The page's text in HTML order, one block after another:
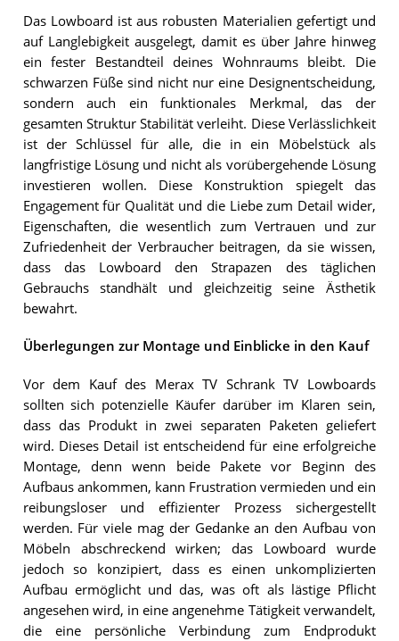
Das Lowboard ist aus robusten Materialien gefertigt und
auf Langlebigkeit ausgelegt, damit es über Jahre hinweg
ein fester Bestandteil deines Wohnraums bleibt. Die
schwarzen Füße sind nicht nur eine Designentscheidung,
sondern auch ein funktionales Merkmal, das der
gesamten Struktur Stabilität verleiht. Diese Verlässlichkeit
ist der Schlüssel für alle, die in ein Möbelstück als
langfristige Lösung und nicht als vorübergehende Lösung
investieren wollen. Diese Konstruktion spiegelt das
Engagement für Qualität und die Liebe zum Detail wider,
Eigenschaften, die wesentlich zum Vertrauen und zur
Zufriedenheit der Verbraucher beitragen, da sie wissen,
dass das Lowboard den Strapazen des täglichen
Gebrauchs standhält und gleichzeitig seine Ästhetik
bewahrt.
Überlegungen zur Montage und Einblicke in den Kauf
Vor dem Kauf des Merax TV Schrank TV Lowboards
sollten sich potenzielle Käufer darüber im Klaren sein,
dass das Produkt in zwei separaten Paketen geliefert
wird. Dieses Detail ist entscheidend für eine erfolgreiche
Montage, denn wenn beide Pakete vor Beginn des
Aufbaus ankommen, kann Frustration vermieden und ein
reibungsloser und effizienter Prozess sichergestellt
werden. Für viele mag der Gedanke an den Aufbau von
Möbeln abschreckend wirken; das Lowboard wurde
jedoch so konzipiert, dass es einen unkomplizierten
Aufbau ermöglicht und das, was oft als lästige Pflicht
angesehen wird, in eine angenehme Tätigkeit verwandelt,
die eine persönliche Verbindung zum Endprodukt